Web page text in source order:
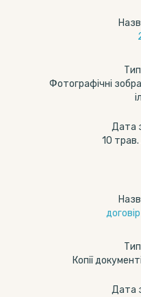
Фотографічні
Дата
10
Копії
Дата